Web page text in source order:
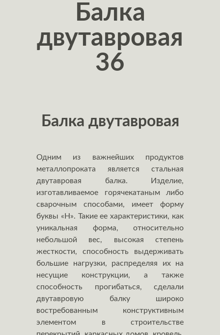
Балка
двутавровая
36
Балка двутавровая
Одним из важнейших продуктов
металлопроката является стальная
двутавровая балка. Изделие,
изготавливаемое горячекатаным либо
сварочным способами, имеет форму
буквы «Н». Такие ее характеристики, как
уникальная форма, относительно
небольшой вес, высокая степень
жесткости, способность выдерживать
большие нагрузки, распределяя их на
несущие конструкции, а также
способность прогибаться, сделали
двутавровую балку широко
востребованным конструктивным
элементом в строительстве